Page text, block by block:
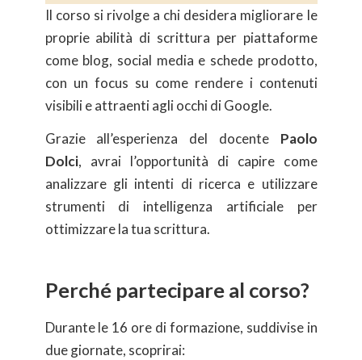
Il corso si rivolge a chi desidera migliorare le
proprie abilità di scrittura per piattaforme
come blog, social media e schede prodotto,
con un focus su come rendere i contenuti
visibili e attraenti agli occhi di Google.
Grazie all’esperienza del docente Paolo
Dolci, avrai l’opportunità di capire come
analizzare gli intenti di ricerca e utilizzare
strumenti di intelligenza artificiale per
ottimizzare la tua scrittura.
Perché partecipare al corso?
Durante le 16 ore di formazione, suddivise in
due giornate, scoprirai: